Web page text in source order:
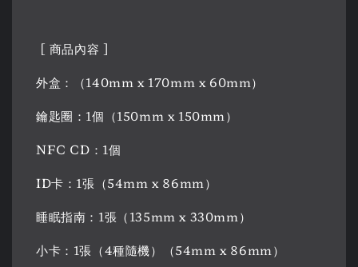
[ 商品內容 ]
外盒：（140mm x 170mm x 60mm）
鑰匙圈：1個（150mm x 150mm）
NFC CD：1個
ID卡：1張（54mm x 86mm）
睡眠指南：1張（135mm x 330mm）
小卡：1張（4種隨機）（54mm x 86mm）